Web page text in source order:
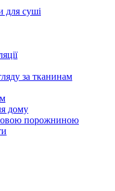
для суші
за тканинам
дому
порожниною